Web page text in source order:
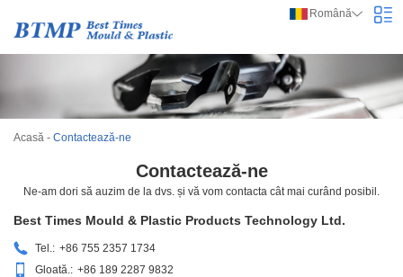
Română
Acasă - Contactează-ne
Contactează-ne
Ne-am dori să auzim de la dvs. și vă vom contacta cât mai curând posibil.
Best Times Mould & Plastic Products Technology Ltd.
Tel.: +86 755 2357 1734
Gloată.: +86 189 2287 9832